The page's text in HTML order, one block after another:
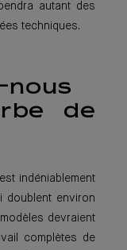
autant des
techniques.
nous
de
indéniablement
doublent environ
devraient
complètes de